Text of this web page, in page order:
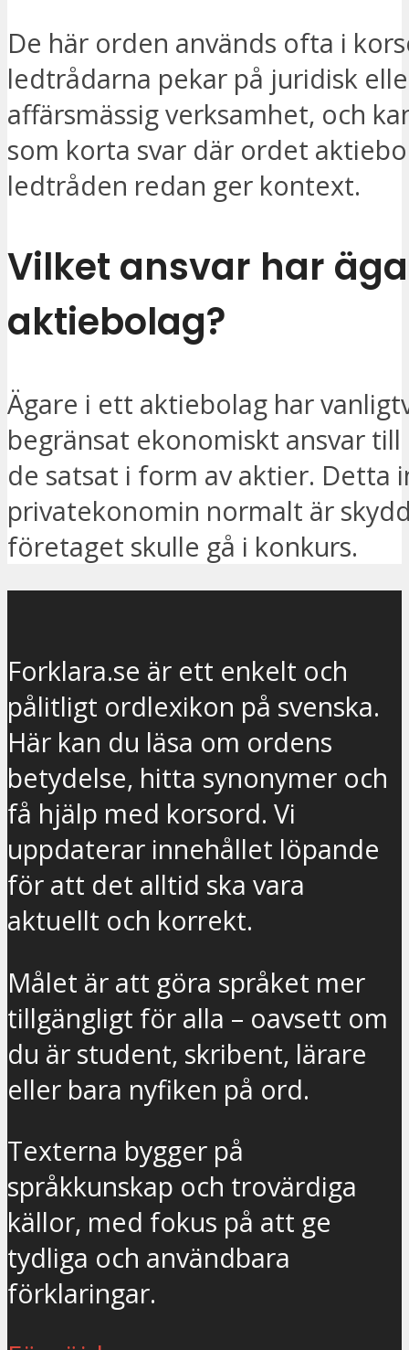
De här orden används ofta i
ledtrådarna pekar på juridisk
affärsmässig verksamhet, och
som korta svar där ordet
ledtråden redan ger kontext.
Vilket ansvar har
aktiebolag?
Ägare i ett aktiebolag har
begränsat ekonomiskt ansvar
de satsat i form av aktier. Detta
privatekonomin normalt är
företaget skulle gå i konkurs.
Forklara.se är ett enkelt och
pålitligt ordlexikon på svenska.
Här kan du läsa om ordens
betydelse, hitta synonymer och
få hjälp med korsord. Vi
uppdaterar innehållet löpande
för att det alltid ska vara
aktuellt och korrekt.
Målet är att göra språket mer
tillgängligt för alla – oavsett om
du är student, skribent, lärare
eller bara nyfiken på ord.
Texterna bygger på
språkkunskap och trovärdiga
källor, med fokus på att ge
tydliga och användbara
förklaringar.